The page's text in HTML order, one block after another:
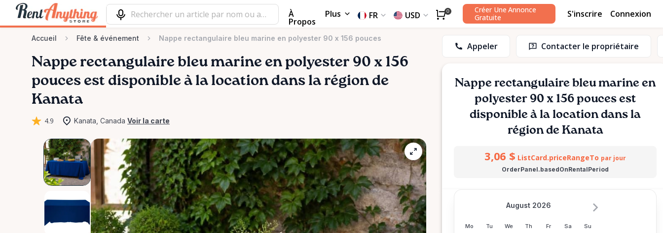
À
Propos
Plus FR USD 0
Créer Une Annonce
Gratuite
S'inscrire Connexion
Accueil Fête & événement Nappe rectangulaire bleu marine en polyester 90 x 156 pouces
Nappe rectangulaire bleu marine en polyester 90 x 156
pouces est disponible à la location dans la région de
Kanata
4.9 Kanata, Canada Voir la carte
Appeler Contacter le propriétaire
Nappe rectangulaire bleu marine en
polyester 90 x 156 pouces est
disponible à la location dans la
région de Kanata
3,06 $ ListCard.priceRangeTo par jour
OrderPanel.basedOnRentalPeriod
Mo Tu We Th Fr Sa Su
August 2026